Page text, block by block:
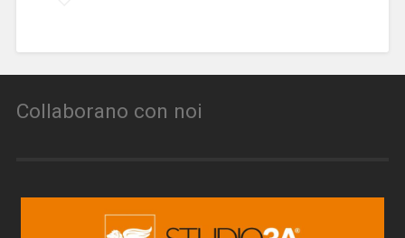
Collaborano con noi